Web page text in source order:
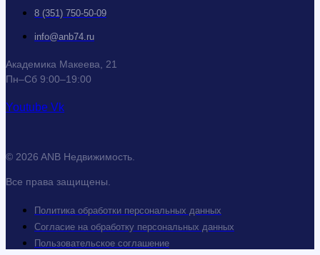
8 (351) 750-50-09
info@anb74.ru
Академика Макеева, 21
Пн–Сб 9:00–19:00
Youtube Vk
© 2026 ANB Недвижимость.
Все права защищены.
Политика обработки персональных данных
Согласие на обработку персональных данных
Пользовательское соглашение